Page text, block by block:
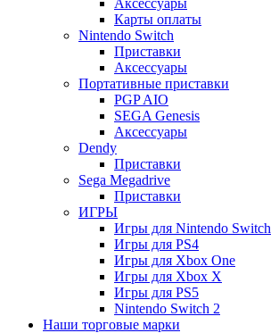
Карты оплаты
Nintendo Switch
Приставки
Аксессуары
Портативные приставки
PGP AIO
SEGA Genesis
Аксессуары
Dendy
Приставки
Sega Megadrive
Приставки
ИГРЫ
Игры для Nintendo Switch
Игры для PS4
Игры для Xbox One
Игры для Xbox X
Игры для PS5
Nintendo Switch 2
Наши торговые марки